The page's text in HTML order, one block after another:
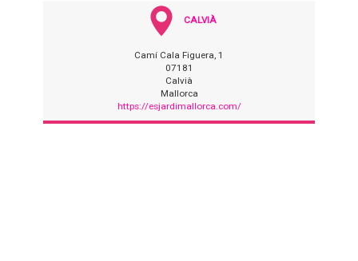
CALVIÀ
Camí Cala Figuera, 1
07181
Calvià
Mallorca
https://esjardimallorca.com/